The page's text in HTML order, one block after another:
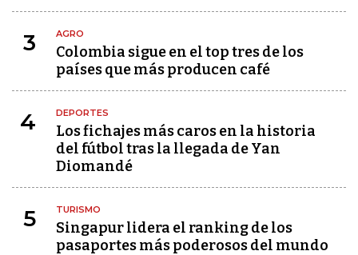
3 AGRO
Colombia sigue en el top tres de los
países que más producen café
4 DEPORTES
Los fichajes más caros en la historia
del fútbol tras la llegada de Yan
Diomandé
5 TURISMO
Singapur lidera el ranking de los
pasaportes más poderosos del mundo